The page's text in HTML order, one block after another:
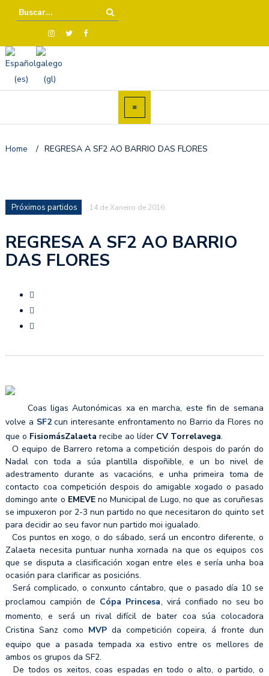
Home / REGRESA A SF2 AO BARRIO DAS FLORES
Próximos partidos 14 de Xaneiro de 2016
REGRESA A SF2 AO BARRIO
DAS FLORES
Coas ligas Autonómicas xa en marcha, este fin de semana
volve a SF2cun interesante enfrontamento no Barrio da Flores no
que o FisiomásZalaetarecibe ao líder CV Torrelavega.
O equipo de Barrero retoma a competición despois do parón do
Nadal con toda a súa plantilla dispoñible, e un bo nivel de
adestramento durante as vacacións, e unha primeira toma de
contacto coa competición despois do amigable xogado o pasado
domingo ante o EMEVEno Municipal de Lugo, no que as coruñesas
se impuxeron por 2-3 nun partido no que necesitaron do quinto set
para decidir ao seu favor nun partido moi igualado.
Cos puntos en xogo, o do sábado, será un encontro diferente, o
Zalaeta necesita puntuar nunha xornada na que os equipos cos
que se disputa a clasificación xogan entre eles e sería unha boa
ocasión para clarificar as posicións.
Será complicado, o conxunto cántabro, que o pasado día 10 se
proclamou campión de Cópa Princesa, virá confiado no seu bo
momento, e será un rival difícil de bater coa súa colocadora
Cristina Sanz como MVP da competición copeira, á fronte dun
equipo que a pasada tempada xa estivo entre os mellores de
ambos os grupos da SF2.
De todos os xeitos, coas espadas en todo o alto, o partido, o